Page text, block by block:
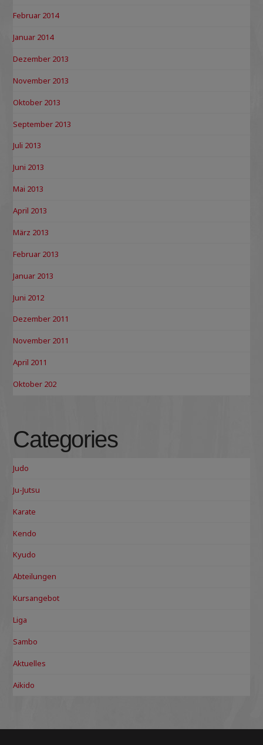
Februar 2014
Januar 2014
Dezember 2013
November 2013
Oktober 2013
September 2013
Juli 2013
Juni 2013
Mai 2013
April 2013
März 2013
Februar 2013
Januar 2013
Juni 2012
Dezember 2011
November 2011
April 2011
Oktober 202
Categories
Judo
Ju-Jutsu
Karate
Kendo
Kyudo
Abteilungen
Kursangebot
Liga
Sambo
Aktuelles
Aikido